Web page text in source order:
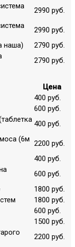
2990 руб.
2990 руб.
наша)
2790 руб.
2790 руб.
Цена
400 руб.
600 руб.
400 руб.
(6м 2200 руб.
400 руб.
600 руб.
1800 руб.
1800 руб.
600 руб.
1500 руб.
2200 руб.